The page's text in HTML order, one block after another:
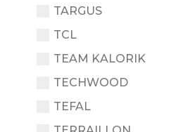
TARGUS
TCL
TEAM KALORIK
TECHWOOD
TEFAL